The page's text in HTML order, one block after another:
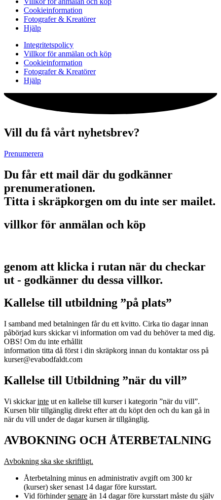
Cookieinformation
Fotografer & Kreatörer
Hjälp
Integritetspolicy
Villkor för anmälan och köp
Cookieinformation
Fotografer & Kreatörer
Hjälp
Vill du få vårt nyhetsbrev?
Prenumerera
Du får ett mail där du godkänner
prenumerationen.
Titta i skräpkorgen om du inte ser mailet.
villkor för anmälan och köp
genom att klicka i rutan när du checkar
ut - godkänner du dessa villkor.
Kallelse till utbildning ”på plats”
I samband med betalningen får du ett kvitto. Cirka tio dagar innan
påbörjad kurs skickar vi information om vad du behöver ta med dig.
OBS! Om du inte erhållit
information titta då först i din skräpkorg innan du kontaktar oss på
kurser@evabodfaldt.com
Kallelse till Utbildning ”när du vill”
Vi skickarinte ut en kallelse till kurser i kategorin ”när du vill”.
Kursen blir tillgänglig direkt efter att du köpt den och du kan gå in
när du vill under de dagar kursen är tillgänglig.
AVBOKNING OCH ÅTERBETALNING
Avbokning ska ske skriftligt.
Återbetalning minus en administrativ avgift om 300 kr
(kurser) sker senast 14 dagar före kursstart.
Vid förhindersenare än 14 dagar före kursstart måste du själv